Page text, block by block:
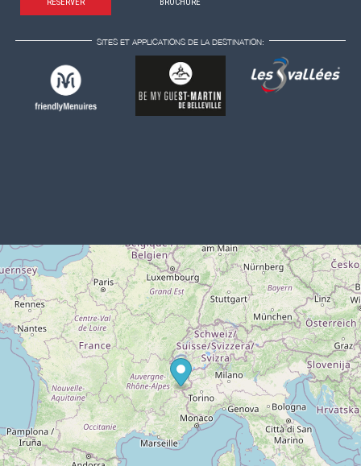
SITES ET APPLICATIONS DE LA DESTINATION: